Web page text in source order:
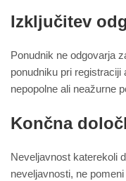
Izključitev
Ponudnik ne odgovarja
ponudniku pri registraciji
nepopolne ali neažurne
Končna
Neveljavnost katerekoli
neveljavnosti, ne